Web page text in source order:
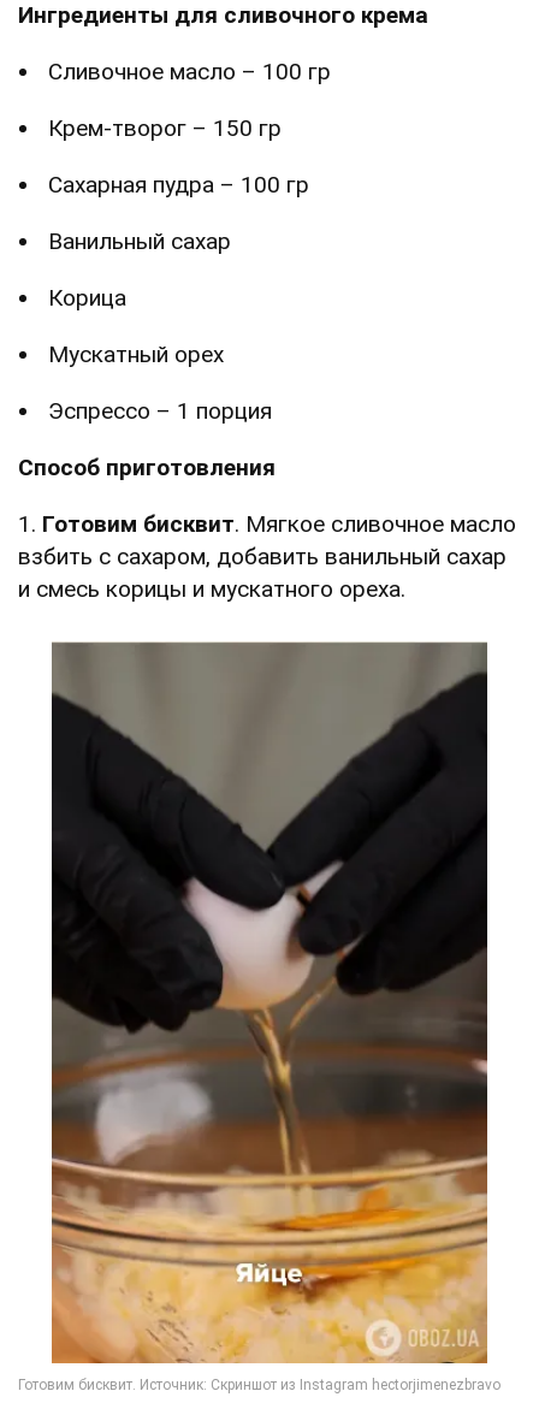
Ингредиенты для сливочного крема
Сливочное масло – 100 гр
Крем-творог – 150 гр
Сахарная пудра – 100 гр
Ванильный сахар
Корица
Мускатный орех
Эспрессо – 1 порция
Способ приготовления
1. Готовим бисквит. Мягкое сливочное масло
взбить с сахаром, добавить ванильный сахар
и смесь корицы и мускатного ореха.